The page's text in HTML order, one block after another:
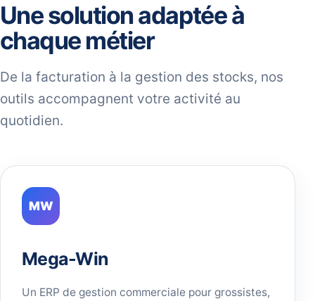
Une solution adaptée à
chaque métier
De la facturation à la gestion des stocks, nos
outils accompagnent votre activité au
quotidien.
MW
Mega-Win
Un ERP de gestion commerciale pour grossistes,